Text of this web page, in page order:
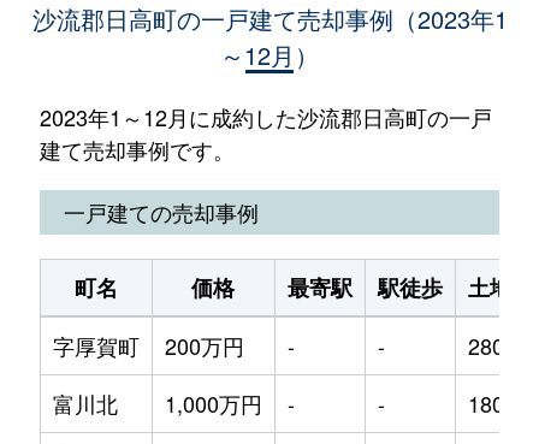
沙流郡日高町の一戸建て売却事例（2023年1
～12月）
2023年1～12月に成約した沙流郡日高町の一戸
建て売却事例です。
一戸建ての売却事例
町名 価格 最寄駅 駅徒歩
土地面
字厚賀町
200万円 - -
280m²
富川北
1,000万円 - -